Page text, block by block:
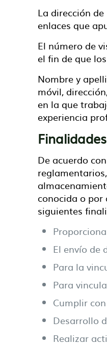
La dirección
enlaces que
El número de
el fin de que
Nombre y
móvil,
en la que
experiencia
De acuerdo
conocida o por
siguientes
El envío de
Para la
Para
Cumplir
Desarrollo
Realizar